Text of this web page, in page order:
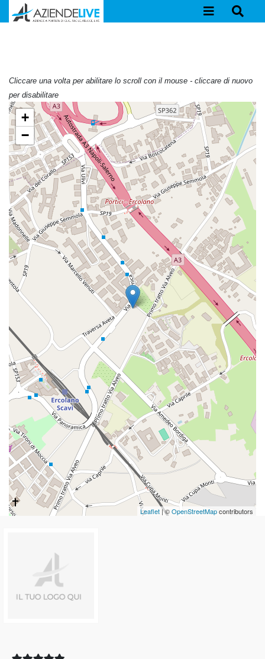
Cliccare una volta per abilitare lo scroll con il mouse - cliccare di nuovo
per disabilitare
+
−
Leaflet| ©OpenStreetMapcontributors